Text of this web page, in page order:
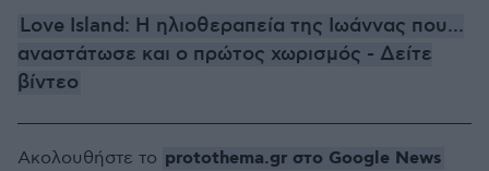
Love Island: Η ηλιοθεραπεία της Ιωάννας που...
αναστάτωσε και ο πρώτος χωρισμός - Δείτε
βίντεο
Ακολουθήστε το protothema.gr στο Google News